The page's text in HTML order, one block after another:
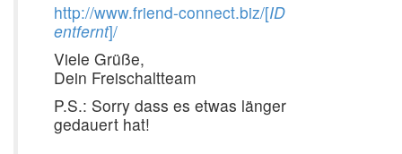
http://www.friend-connect.biz/[ID
entfernt]/
Viele Grüße,
Dein Freischaltteam
P.S.: Sorry dass es etwas länger
gedauert hat!